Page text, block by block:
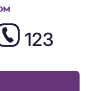
123